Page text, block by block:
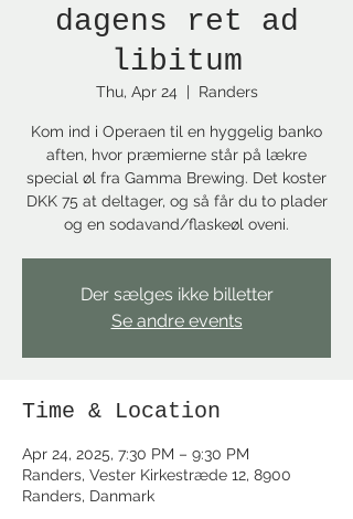
dagens ret ad
libitum
Thu, Apr 24
  |
Randers
Kom ind i Operaen til en hyggelig banko
aften, hvor præmierne står på lækre
special øl fra Gamma Brewing. Det koster
DKK 75 at deltager, og så får du to plader
og en sodavand/flaskeøl oveni.
Der sælges ikke billetter
Se andre events
Time & Location
Apr 24, 2025, 7:30 PM – 9:30 PM
Randers, Vester Kirkestræde 12, 8900
Randers, Danmark